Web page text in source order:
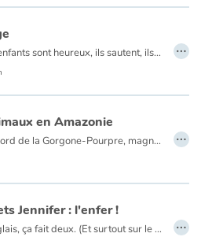
« Lorsque les enfants sont heureux, ils sautent, ils chantent, ils courent. Lorsque les fleurs sont heureuses, elles fleurissent. Et si une fleur décide de fleurir, rien ne peut l'en empêcher. Encore moins si cette fleur est un perce-neige, dont je voudrais te raconter l'histoire. » Le pourceau avait son logis juste en dessus de perce-neige, et ne comptait pas bouger. La terre étant ronde, la fleur décida alors de la traverser coûte que coûte, car le printemps arrivait. …
en Amazonie
Bienvenue à bord de la Gorgone-Pourpre, magnifique trois-mâts qui parcourt les mers du globe. Son équipage de jeunes marins intrépides part en mission pour aider à la sauvegarde de la planète. Premier défi pour nos aventuriers : cap sur la grande forêt amazonienne où sévit un trafic d’animaux qui met en danger des colonies entières de petits singes. Tallulah, Alice et Hugo sont bien déterminés à en découdre avec les impitoyables contrebandiers... avec l’aide indéfectible de Cap’tain Génial ! …
Jennifer : l'enfer !
Marion et l'anglais, ça fait deux. (Et surtout sur le bulletin, plutôt zéro...). Heureusement, voici les vacances. Marion a un superplan pour oublier ses soucis scolaires : elle est invitée chez Camille, sa meilleure amie, à Saint-Tropez. Mais M. et Mme Girardon ont un tout autre projet pour leur fille : accueillir une correspondante... anglaise ! Goodbye, farniente, plage et bronzing. Hello, Jennifer ! …